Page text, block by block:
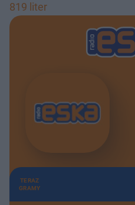
819 liter
TERAZ
GRAMY